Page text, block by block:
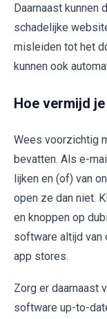
Daarnaast kunnen
schadelijke
misleiden tot het
kunnen ook
Hoe vermijd
Wees voorzichtig
bevatten. Als e-
lijken en (of) van
open ze dan niet.
en knoppen op
software altijd
app stores.
Zorg er daarnaast
software up-to-